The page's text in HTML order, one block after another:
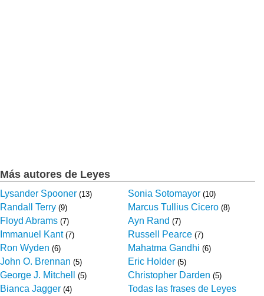
Más autores de Leyes
Lysander Spooner (13) Sonia Sotomayor (10)
Randall Terry (9) Marcus Tullius Cicero (8)
Floyd Abrams (7) Ayn Rand (7)
Immanuel Kant (7) Russell Pearce (7)
Ron Wyden (6) Mahatma Gandhi (6)
John O. Brennan (5) Eric Holder (5)
George J. Mitchell (5) Christopher Darden (5)
Bianca Jagger (4) Todas las frases de Leyes